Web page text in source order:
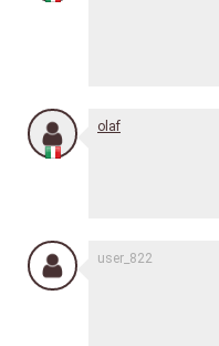
olaf
user_822